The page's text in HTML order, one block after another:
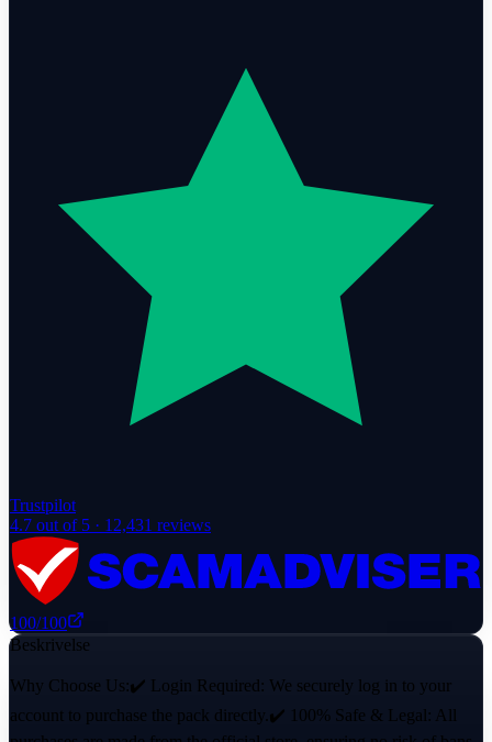
Trustpilot
4.7 out of 5 · 12,431 reviews
100/100
Beskrivelse
Why Choose Us:✔️ Login Required: We securely log in to your
account to purchase the pack directly.✔️ 100% Safe & Legal: All